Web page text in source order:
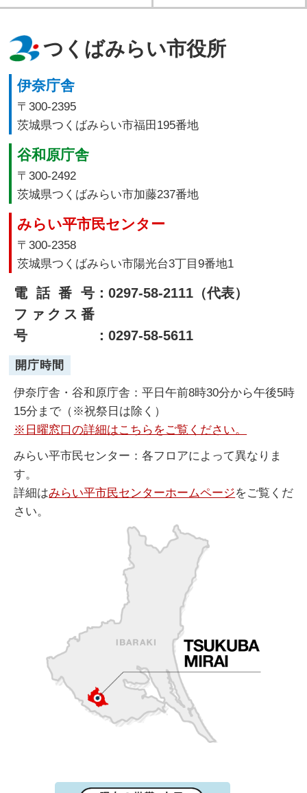
つくばみらい市役所
伊奈庁舎
〒300-2395
茨城県つくばみらい市福田195番地
谷和原庁舎
〒300-2492
茨城県つくばみらい市加藤237番地
みらい平市民センター
〒300-2358
茨城県つくばみらい市陽光台3丁目9番地1
電話番号：0297-58-2111（代表）
ファクス番
号
：0297-58-5611
開庁時間
伊奈庁舎・谷和原庁舎：平日午前8時30分から午後5時
15分まで（※祝祭日は除く）
※日曜窓口の詳細はこちらをご覧ください。
みらい平市民センター：各フロアによって異なりま
す。
詳細はみらい平市民センターホームページをご覧くだ
さい。